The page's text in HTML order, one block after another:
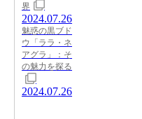
界
2024.07.26
魅惑の黒ブド
ウ「ララ・ネ
アグラ」：そ
の魅力を探る
2024.07.26